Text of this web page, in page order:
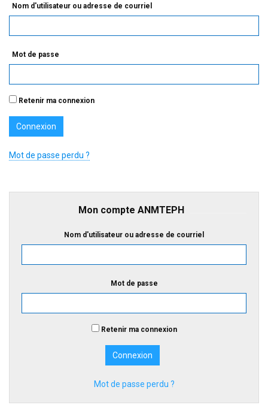
Nom d'utilisateur ou adresse de courriel
Mot de passe
Retenir ma connexion
Mot de passe perdu ?
Mon compte ANMTEPH
Nom d'utilisateur ou adresse de courriel
Mot de passe
Retenir ma connexion
Mot de passe perdu ?